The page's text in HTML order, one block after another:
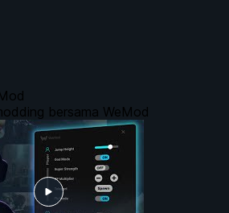
bersama WeMod